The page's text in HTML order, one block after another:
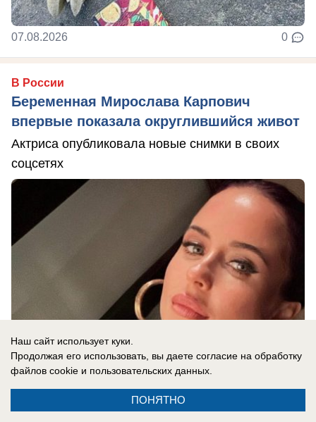
07.08.2026 0
В России
Беременная Мирослава Карпович
впервые показала округлившийся живот
Актриса опубликовала новые снимки в своих
соцсетях
07.08.2026 0
Наш сайт использует куки.
Продолжая его использовать, вы даете согласие на обработку
файлов cookie и пользовательских данных.
ПОНЯТНО